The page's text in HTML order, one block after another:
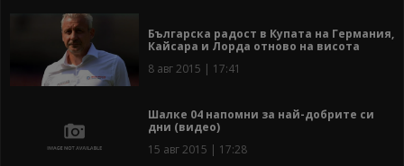
Българска радост в Купата на Германия,
Кайсара и Лорда отново на висота
8 авг 2015 | 17:41
Шалке 04 напомни за най-добрите си
дни (видео)
15 авг 2015 | 17:28